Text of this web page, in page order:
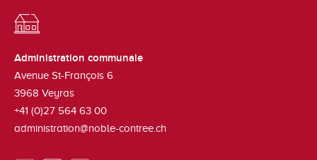
Administration communale
Avenue St-François 6
3968 Veyras
+41 (0)27 564 63 00
administration@noble-contree.ch